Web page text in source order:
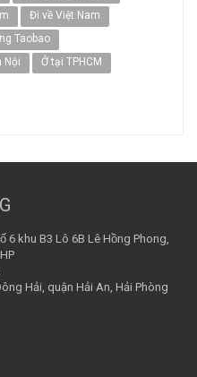
Đi về Việt Nam
Taobao
Nội Ở tại TPHCM
6 khu B3 Lô 6B Lê Hồng Phong,
Hải, quận Hải An, Hải Phòng